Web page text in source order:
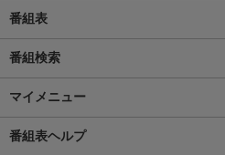
番組表
番組検索
マイメニュー
番組表ヘルプ